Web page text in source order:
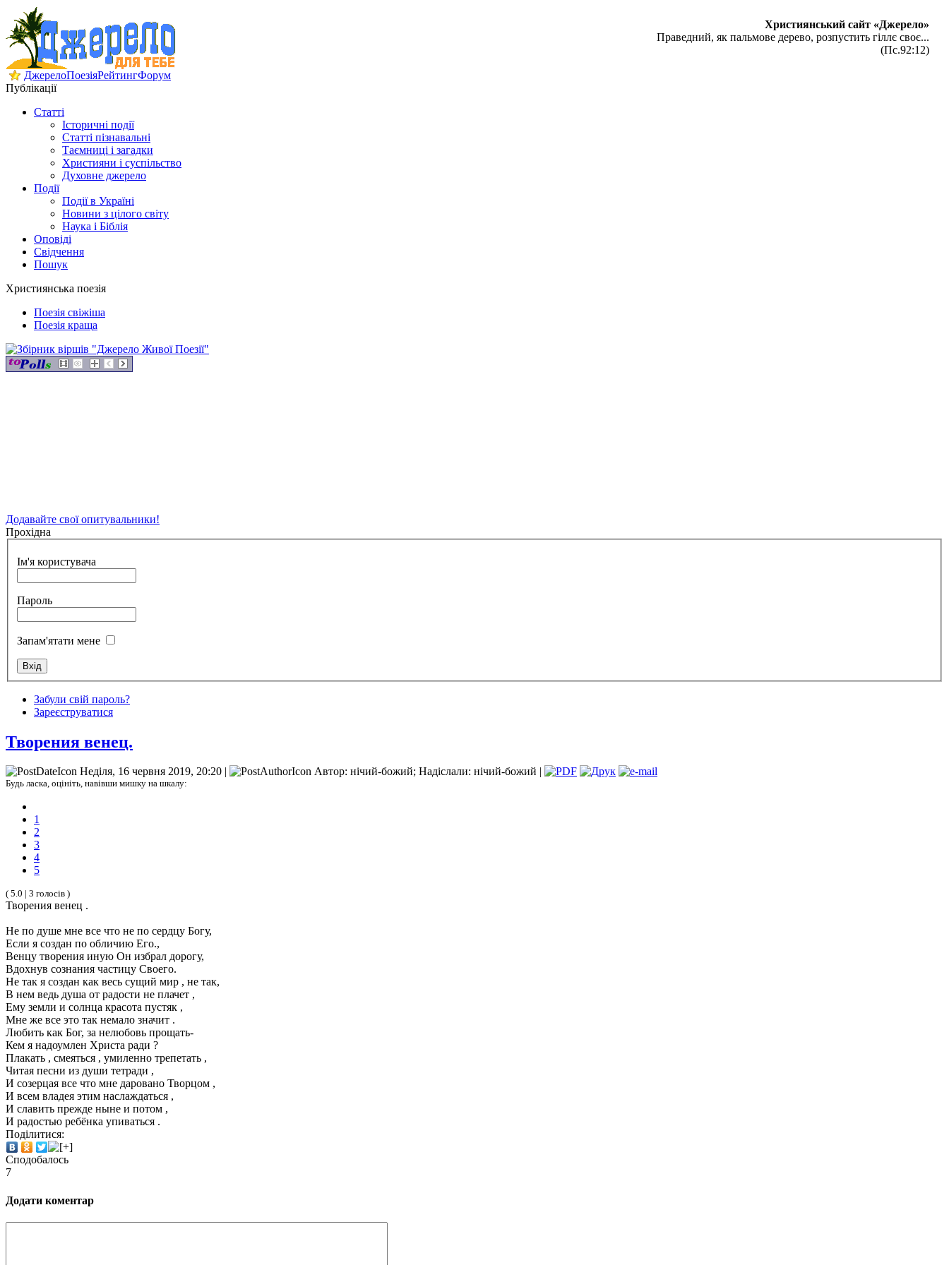
Християнський сайт «Джерело»
Праведний, як пальмове дерево, розпустить гіллє своє...
(Пс.92:12)
ДжерелоПоезіяРейтингФорум
Публікації
Статті
Історичні події
Статті пізнавальні
Таємниці і загадки
Християни і суспільство
Духовне джерело
Події
Події в Україні
Новини з цілого світу
Наука і Біблія
Оповіді
Свідчення
Пошук
Християнська поезія
Поезія свіжіша
Поезія краща
Додавайте свої опитувальники!
Прохідна
Ім'я користувача
Пароль
Запам'ятати мене
Забули свій пароль?
Зареєструватися
Творения венец.
Неділя, 16 червня 2019, 20:20 | Автор: нічий-божий; Надіслали: нічий-божий |
Будь ласка, оцініть, навівши мишку на шкалу:
1
2
3
4
5
( 5.0 | 3 голосів )
Творения венец .
Не по душе мне все что не по сердцу Богу,
Если я создан по обличию Его.,
Венцу творения иную Он избрал дорогу,
Вдохнув сознания частицу Своего.
Не так я создан как весь сущий мир , не так,
В нем ведь душа от радости не плачет ,
Ему земли и солнца красота пустяк ,
Мне же все это так немало значит .
Любить как Бог, за нелюбовь прощать-
Кем я надоумлен Христа ради ?
Плакать , смеяться , умиленно трепетать ,
Читая песни из души тетради ,
И созерцая все что мне даровано Творцом ,
И всем владея этим наслаждаться ,
И славить прежде ныне и потом ,
И радостью ребёнка упиваться .
Поділитися:
Сподобалось
7
Додати коментар